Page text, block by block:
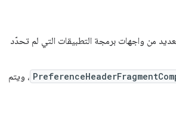
من واجهات برمجة التطبيقات التي لم تحدّد
، ويتم